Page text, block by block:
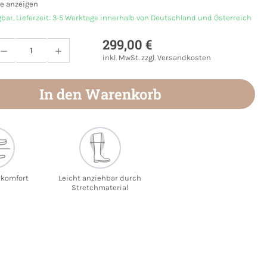
anzeigen
Lieferzeit: 3-5 Werktage innerhalb von Deutschland und Österreich
Anzahl: Gib den gewünschten Wert ein
299,00 €
inkl. MwSt. zzgl. Versandkosten
In den Warenkorb
Leicht anziehbar durch
Stretchmaterial